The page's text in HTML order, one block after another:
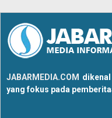
JABARMEDIA.COM
yang fokus pada